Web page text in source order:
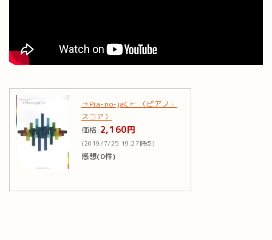
→Pia-no-jaC← （ピアノ・
スコア）
価格: 2,160円
(2019/7/25 19:27時点)
感想(0件)